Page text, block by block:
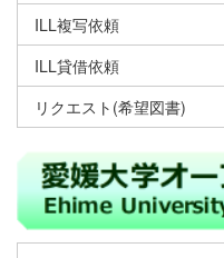
ILL複写依頼
ILL貸借依頼
リクエスト(希望図書)